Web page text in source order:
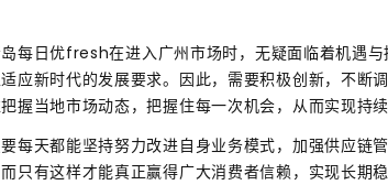
每日优fresh在进入广州市场时，无疑面临着机遇
应新时代的发展要求。因此，需要积极创新，不断
握当地市场动态，把握住每一次机会，从而实现持
每天都能坚持努力改进自身业务模式，加强供应链
只有这样才能真正赢得广大消费者信赖，实现长期